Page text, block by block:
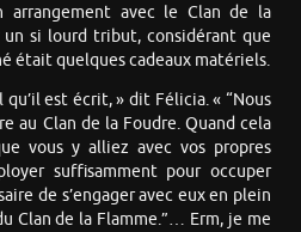
arrangement avec le Clan de la
si lourd tribut, considérant que
était quelques cadeaux matériels.
est écrit, » dit Félicia. « “Nous
au Clan de la Foudre. Quand cela
vous y alliez avec vos propres
suffisamment pour occuper
de s’engager avec eux en plein
Clan de la Flamme.”… Erm, je me